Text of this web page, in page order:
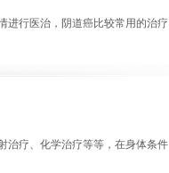
行医治，阴道癌比较常用的治疗
疗、化学治疗等等，在身体条件